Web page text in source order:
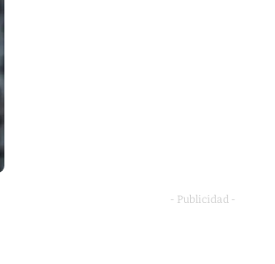
- Publicidad -